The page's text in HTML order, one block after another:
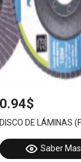
0.94$
DISCO DE LÁMINAS
Saber Mas